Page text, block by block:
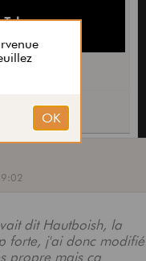
dit Hautboish, la
forte, j'ai donc
propre mais ça